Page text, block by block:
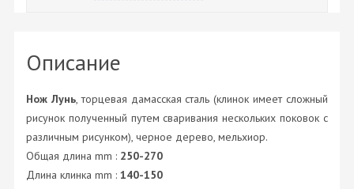
Описание
Нож Лунь, торцевая дамасская сталь (клинок имеет сложный
рисунок полученный путем сваривания нескольких поковок с
различным рисунком), черное дерево, мельхиор.
Общая длина mm : 250-270
Длина клинка mm : 140-150